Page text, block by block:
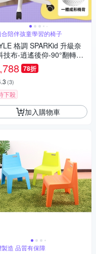
合陪伴孩童學習的椅子
格調 SPARKid 升級奈
技布-逍遙後仰-90°翻轉扶
長電腦椅/成長椅/學習椅/升
(附活動式腳踏)
78折
(3)
下殺
加入購物車
製造 品質有保障